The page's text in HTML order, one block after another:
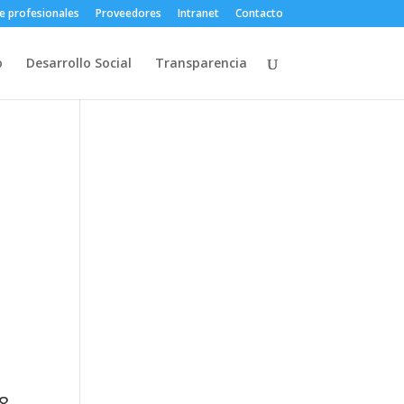
profesionales Proveedores Intranet Contacto
Desarrollo Social Transparencia